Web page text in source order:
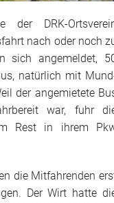
der DRK-
nach oder noch
sich angemeldet,
natürlich mit
der angemietete
war, fuhr
Rest in ihrem
die Mitfahrenden
Der Wirt hatte